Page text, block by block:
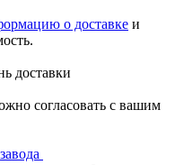
о доставке и
доставки
согласовать с вашим